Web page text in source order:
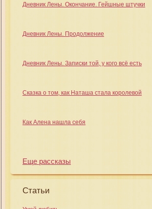
Дневник Лены. Окончание. Гейшные штучки
Дневник Лены. Продолжение
Дневник Лены. Записки той, у кого всё есть
Сказка о том, как Наташа стала королевой
Как Алена нашла себя
Еще рассказы
Статьи